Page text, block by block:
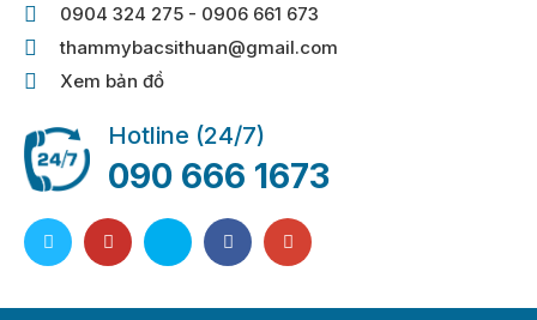
0904 324 275 - 0906 661 673
thammybacsithuan@gmail.com
Xem bản đồ
Hotline (24/7)
090 666 1673